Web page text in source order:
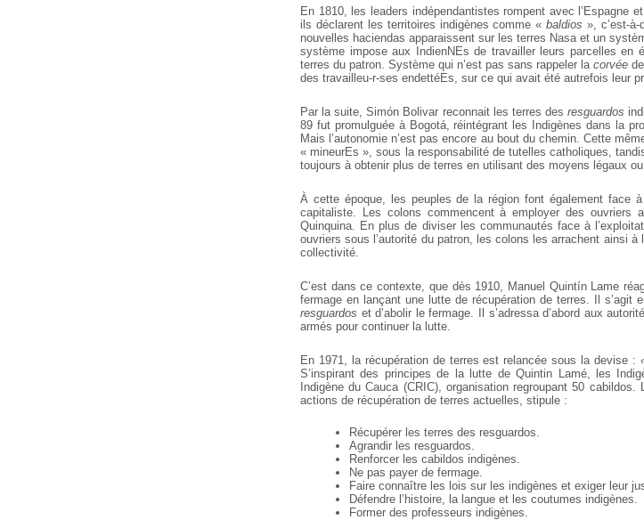
En 1810, les leaders indépendantistes rompent avec l’Espagne
ils déclarent les territoires indigènes comme «baldios », c’est-à-
nouvelles haciendas apparaissent sur les terres Nasa et un
système impose aux IndienNEs de travailler leurs parcelles en
terres du patron. Système qui n’est pas sans rappeler la corvée
des travailleu-r-ses endettéEs, sur ce qui avait été autrefois leur
Par la suite, Simón Bolivar reconnait les terres des resguardos
89 fut promulguée à Bogotá, réintégrant les Indigènes dans la
Mais l’autonomie n’est pas encore au bout du chemin. Cette
« mineurEs », sous la responsabilité de tutelles catholiques,
toujours à obtenir plus de terres en utilisant des moyens légaux ou
À cette époque, les peuples de la région font également face
capitaliste. Les colons commencent à employer des ouvriers
Quinquina. En plus de diviser les communautés face à
ouvriers sous l’autorité du patron, les colons les arrachent ainsi
collectivité.
C’est dans ce contexte, que dès 1910, Manuel Quintín Lame
fermage en lançant une lutte de récupération de terres. Il s’agit
resguardos et d’abolir le fermage. Il s’adressa d’abord aux
armés pour continuer la lutte.
En 1971, la récupération de terres est relancée sous la devise :
S’inspirant des principes de la lutte de Quintin Lamé, les
Indigène du Cauca (CRIC), organisation regroupant 50
actions de récupération de terres actuelles, stipule :
Récupérer les terres des resguardos.
Agrandir les resguardos.
Renforcer les cabildos indigènes.
Ne pas payer de fermage.
Faire connaître les lois sur les indigènes et exiger leur
Défendre l’histoire, la langue et les coutumes indigènes.
Former des professeurs indigènes.